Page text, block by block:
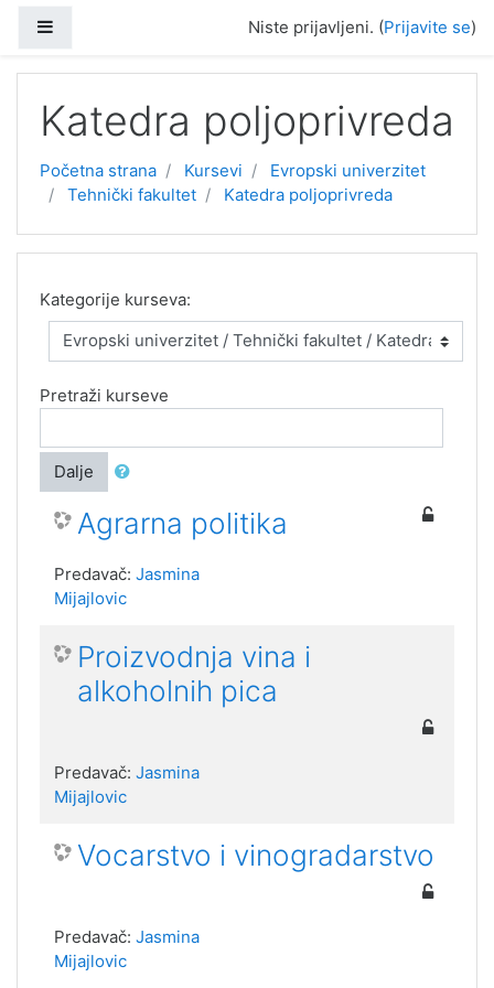
Niste prijavljeni. (Prijavite se)
Katedra poljoprivreda
Početna strana Kursevi
Evropski univerzitet
Tehnički fakultet
Katedra poljoprivreda
Kategorije kurseva:
Pretraži kurseve
Dalje
Agrarna politika
Predavač: Jasmina
Mijajlovic
Proizvodnja vina i
alkoholnih pica
Predavač: Jasmina
Mijajlovic
Vocarstvo i vinogradarstvo
Predavač: Jasmina
Mijajlovic